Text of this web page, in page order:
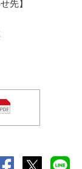
先】